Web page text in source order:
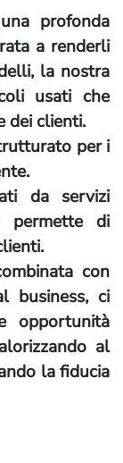
profonda
a renderli
la nostra
usati che
dei clienti.
per i
da servizi
permette di
con
business, ci
opportunità
al
la fiducia